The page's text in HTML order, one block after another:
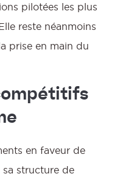
pilotées les plus
reste néanmoins
prise en main du
en faveur de
sa structure de